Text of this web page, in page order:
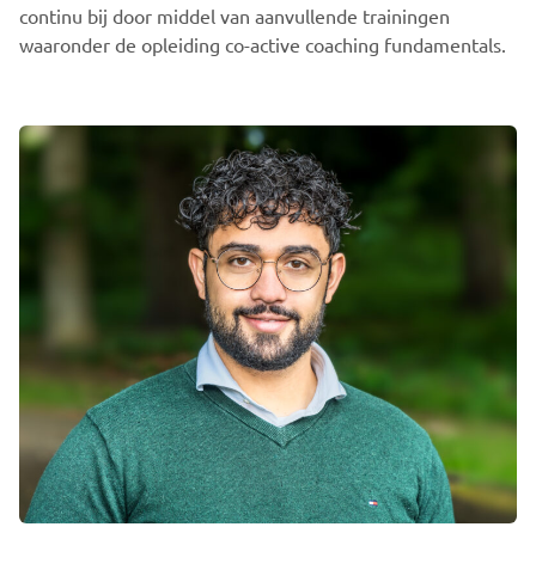
continu bij door middel van aanvullende trainingen
waaronder de opleiding co-active coaching fundamentals.